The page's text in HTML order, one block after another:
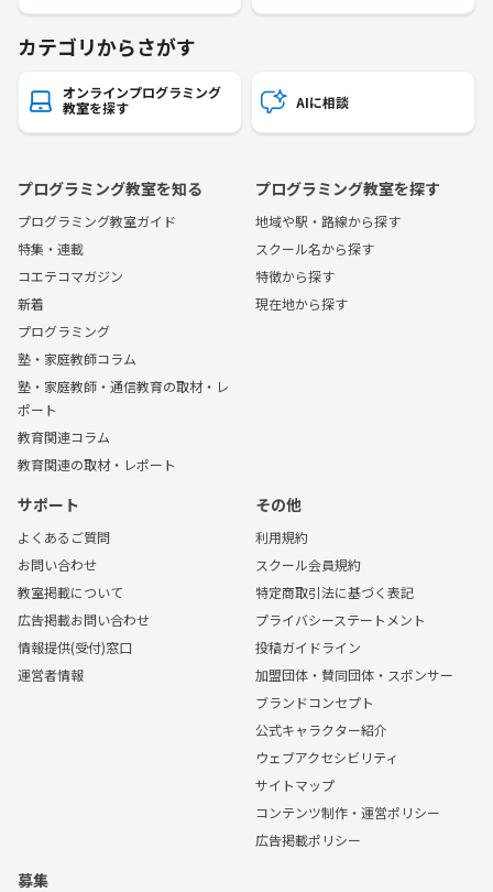
カテゴリからさがす
オンラインプログラミング
教室を探す
AIに相談
プログラミング教室を知る
プログラミング教室ガイド
特集・連載
コエテコマガジン
新着
プログラミング
塾・家庭教師コラム
塾・家庭教師・通信教育の取材・レ
ポート
教育関連コラム
教育関連の取材・レポート
プログラミング教室を探す
地域や駅・路線から探す
スクール名から探す
特徴から探す
現在地から探す
サポート
よくあるご質問
お問い合わせ
教室掲載について
広告掲載お問い合わせ
情報提供(受付)窓口
運営者情報
その他
利用規約
スクール会員規約
特定商取引法に基づく表記
プライバシーステートメント
投稿ガイドライン
加盟団体・賛同団体・スポンサー
ブランドコンセプト
公式キャラクター紹介
ウェブアクセシビリティ
サイトマップ
コンテンツ制作・運営ポリシー
広告掲載ポリシー
募集